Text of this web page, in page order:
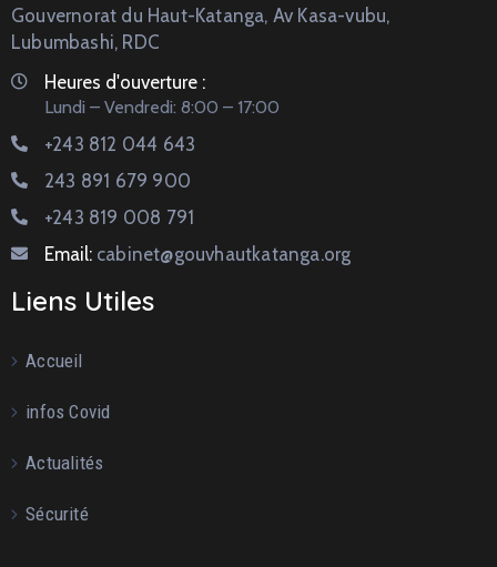
Gouvernorat du Haut-Katanga, Av Kasa-vubu,
Lubumbashi, RDC
Heures d'ouverture :
Lundi – Vendredi: 8:00 – 17:00
+243 812 044 643
243 891 679 900
+243 819 008 791
Email: cabinet@gouvhautkatanga.org
Liens Utiles
Accueil
infos Covid
Actualités
Sécurité